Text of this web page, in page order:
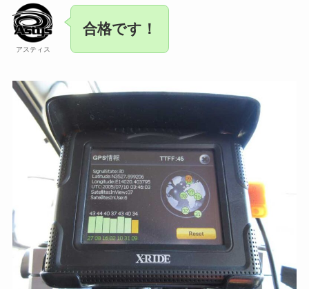
アスティス
合格です！